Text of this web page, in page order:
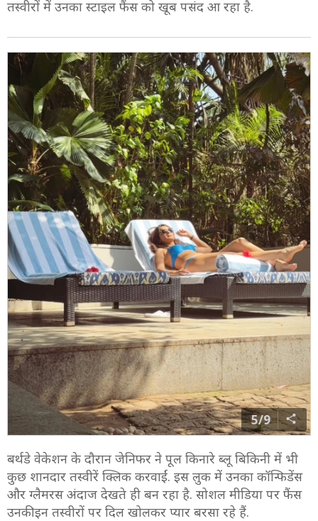
तस्वीरों में उनका स्टाइल फैंस को खूब पसंद आ रहा है.
5/9
बर्थडे वेकेशन के दौरान जेनिफर ने पूल किनारे ब्लू बिकिनी में भी
कुछ शानदार तस्वीरें क्लिक करवाईं. इस लुक में उनका कॉन्फिडेंस
और ग्लैमरस अंदाज देखते ही बन रहा है. सोशल मीडिया पर फैंस
उनकी इन तस्वीरों पर दिल खोलकर प्यार बरसा रहे हैं.